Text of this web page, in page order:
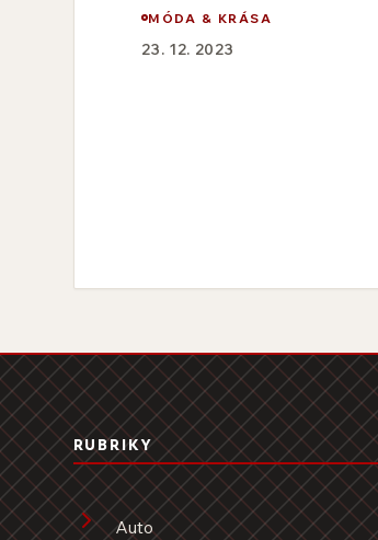
MÓDA & KRÁSA
23. 12. 2023
RUBRIKY
Auto